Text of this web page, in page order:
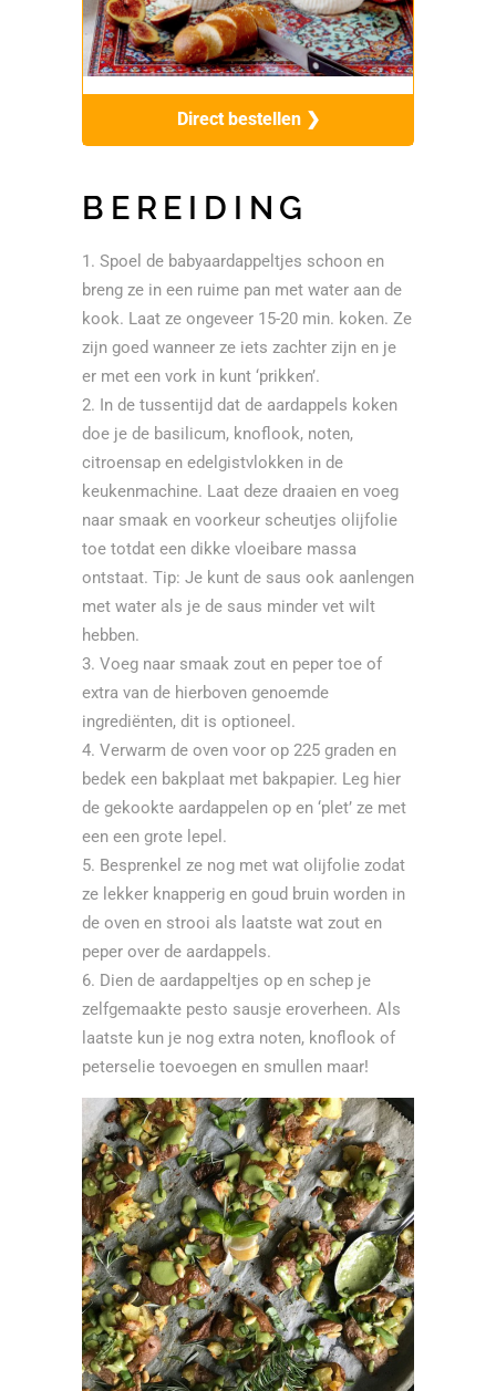
Direct bestellen ❯
BEREIDING
Spoel de babyaardappeltjes schoon en
breng ze in een ruime pan met water aan de
kook. Laat ze ongeveer 15-20 min. koken. Ze
zijn goed wanneer ze iets zachter zijn en je
er met een vork in kunt ‘prikken’.
In de tussentijd dat de aardappels koken
doe je de basilicum, knoflook, noten,
citroensap en edelgistvlokken in de
keukenmachine. Laat deze draaien en voeg
naar smaak en voorkeur scheutjes olijfolie
toe totdat een dikke vloeibare massa
ontstaat. Tip: Je kunt de saus ook aanlengen
met water als je de saus minder vet wilt
hebben.
Voeg naar smaak zout en peper toe of
extra van de hierboven genoemde
ingrediënten, dit is optioneel.
Verwarm de oven voor op 225 graden en
bedek een bakplaat met bakpapier. Leg hier
de gekookte aardappelen op en ‘plet’ ze met
een een grote lepel.
Besprenkel ze nog met wat olijfolie zodat
ze lekker knapperig en goud bruin worden in
de oven en strooi als laatste wat zout en
peper over de aardappels.
Dien de aardappeltjes op en schep je
zelfgemaakte pesto sausje eroverheen. Als
laatste kun je nog extra noten, knoflook of
peterselie toevoegen en smullen maar!